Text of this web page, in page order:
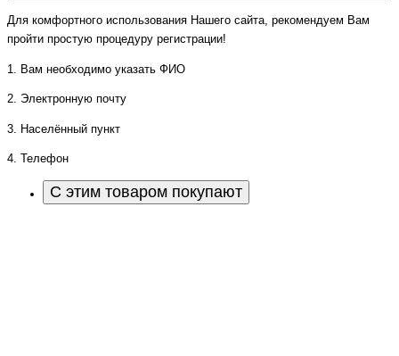
Для комфортного использования Нашего сайта, рекомендуем Вам
пройти простую процедуру регистрации!
1. Вам необходимо указать ФИО
2. Электронную почту
3. Населённый пункт
4. Телефон
С этим товаром покупают